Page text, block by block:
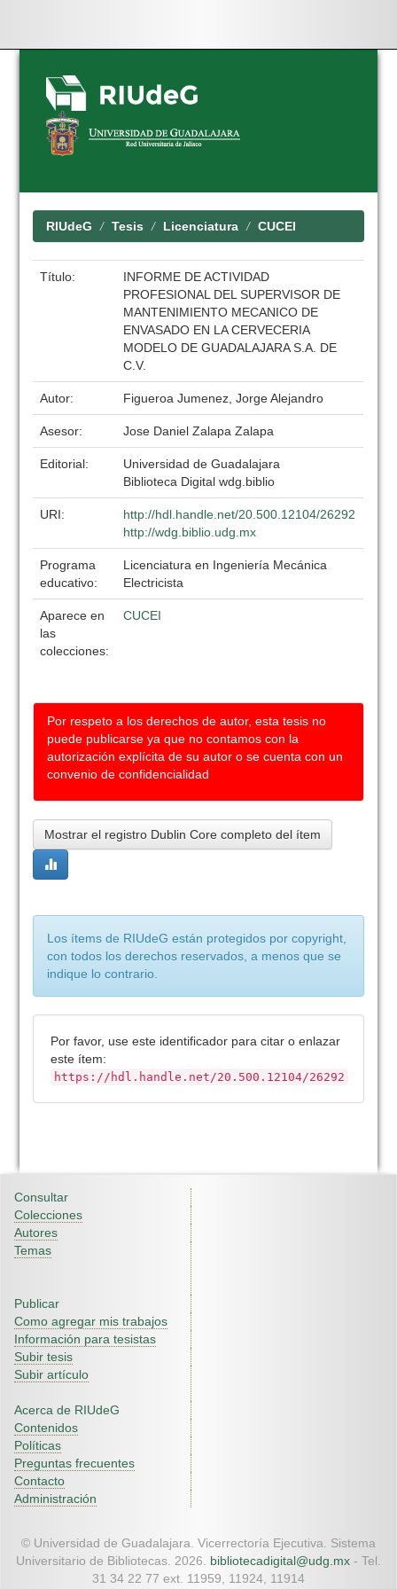
Skip
navigation
RIUdeG Tesis Licenciatura CUCEI
Título:
INFORME DE ACTIVIDAD
PROFESIONAL DEL SUPERVISOR DE
MANTENIMIENTO MECANICO DE
ENVASADO EN LA CERVECERIA
MODELO DE GUADALAJARA S.A. DE
C.V.
Autor: Figueroa Jumenez, Jorge Alejandro
Asesor: Jose Daniel Zalapa Zalapa
Editorial:
Universidad de Guadalajara
Biblioteca Digital wdg.biblio
URI:
http://hdl.handle.net/20.500.12104/26292
http://wdg.biblio.udg.mx
Programa
educativo:
Licenciatura en Ingeniería Mecánica
Electricista
Aparece en
las
colecciones:
CUCEI
Por respeto a los derechos de autor, esta tesis no
puede publicarse ya que no contamos con la
autorización explícita de su autor o se cuenta con un
convenio de confidencialidad
Mostrar el registro Dublin Core completo del ítem
Los ítems de RIUdeG están protegidos por copyright,
con todos los derechos reservados, a menos que se
indique lo contrario.
Por favor, use este identificador para citar o enlazar
este ítem:
https://hdl.handle.net/20.500.12104/26292
Consultar
Colecciones
Autores
Temas
Publicar
Como agregar mis trabajos
Información para tesistas
Subir tesis
Subir artículo
Acerca de RIUdeG
Contenidos
Políticas
Preguntas frecuentes
Contacto
Administración
© Universidad de Guadalajara. Vicerrectoría Ejecutiva. Sistema
Universitario de Bibliotecas. 2026. bibliotecadigital@udg.mx - Tel.
31 34 22 77 ext. 11959, 11924, 11914